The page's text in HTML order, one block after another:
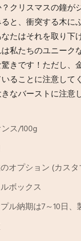
クリスマスの鐘が
と、衝突する木
たはそれを取り下
私たちのユニーク
きです！ただし
ることに注意して
なバーストに注意
ス/100g
オプション (カス
ボックス
ル納期は7～10日